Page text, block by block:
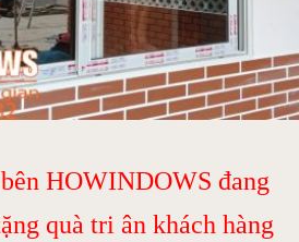
HOWINDOWS đang
quà tri ân khách hàng